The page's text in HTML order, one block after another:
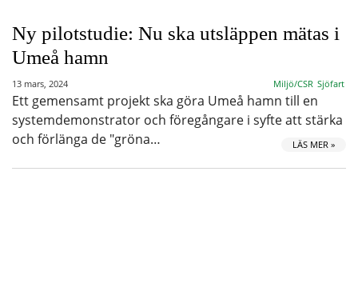
Ny pilotstudie: Nu ska utsläppen mätas i
Umeå hamn
13 mars, 2024 Miljö/CSR Sjöfart
Ett gemensamt projekt ska göra Umeå hamn till en
systemdemonstrator och föregångare i syfte att stärka
och förlänga de "gröna…
LÄS MER »